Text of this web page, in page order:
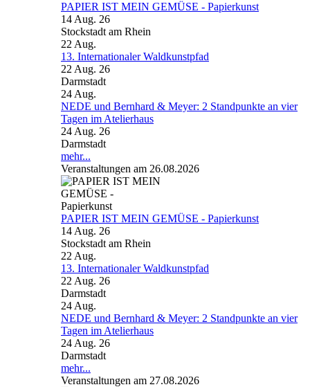
PAPIER IST MEIN GEMÜSE - Papierkunst
14 Aug. 26
Stockstadt am Rhein
22 Aug.
13. Internationaler Waldkunstpfad
22 Aug. 26
Darmstadt
24 Aug.
NEDE und Bernhard & Meyer: 2 Standpunkte an vier
Tagen im Atelierhaus
24 Aug. 26
Darmstadt
mehr...
Veranstaltungen am 26.08.2026
PAPIER IST MEIN GEMÜSE - Papierkunst
14 Aug. 26
Stockstadt am Rhein
22 Aug.
13. Internationaler Waldkunstpfad
22 Aug. 26
Darmstadt
24 Aug.
NEDE und Bernhard & Meyer: 2 Standpunkte an vier
Tagen im Atelierhaus
24 Aug. 26
Darmstadt
mehr...
Veranstaltungen am 27.08.2026